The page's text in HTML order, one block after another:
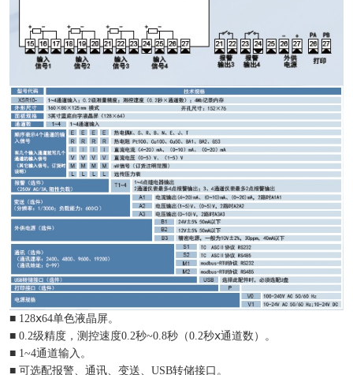
■ 128ⅹ64单色液晶屏。
■ 0.2级精度，测控速度0.2秒~0.8秒（0.2秒ⅹ通道数）。
■ 1~4通道输入。
■ 可选配报警、通讯、变送、USB转储接口。